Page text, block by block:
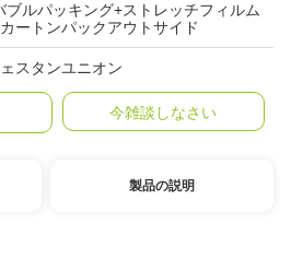
ブルパッキング+ストレッチフィルム
ートンパックアウトサイド
スタンユニオン
今雑談しなさい
製品の説明